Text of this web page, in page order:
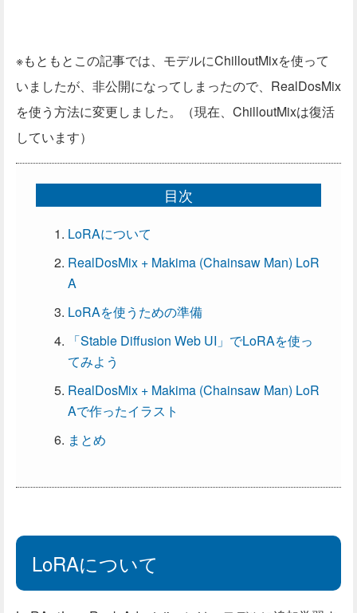
※もともとこの記事では、モデルにChilloutMixを使って
いましたが、非公開になってしまったので、RealDosMix
を使う方法に変更しました。（現在、ChilloutMixは復活
しています）
目次
LoRAについて
RealDosMix + Makima (Chainsaw Man) LoR
A
LoRAを使うための準備
「Stable Diffusion Web UI」でLoRAを使っ
てみよう
RealDosMix + Makima (Chainsaw Man) LoR
Aで作ったイラスト
まとめ
LoRAについて